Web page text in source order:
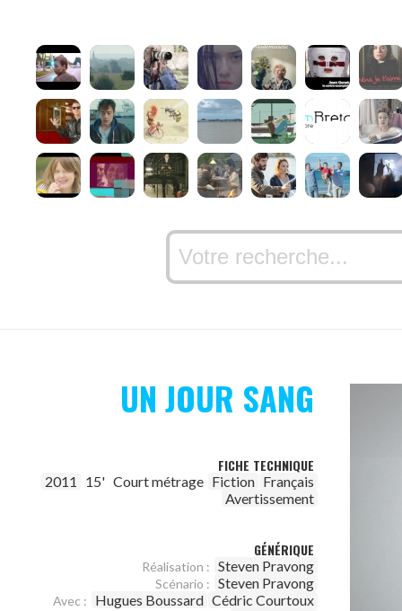
UN JOUR SANG
FICHE TECHNIQUE
2011 15' Court métrage Fiction Français
Avertissement
GÉNÉRIQUE
Réalisation : Steven Pravong
Scénario : Steven Pravong
Avec : Hugues Boussard Cédric Courtoux